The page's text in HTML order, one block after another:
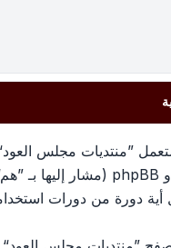
”منتديات مجلس